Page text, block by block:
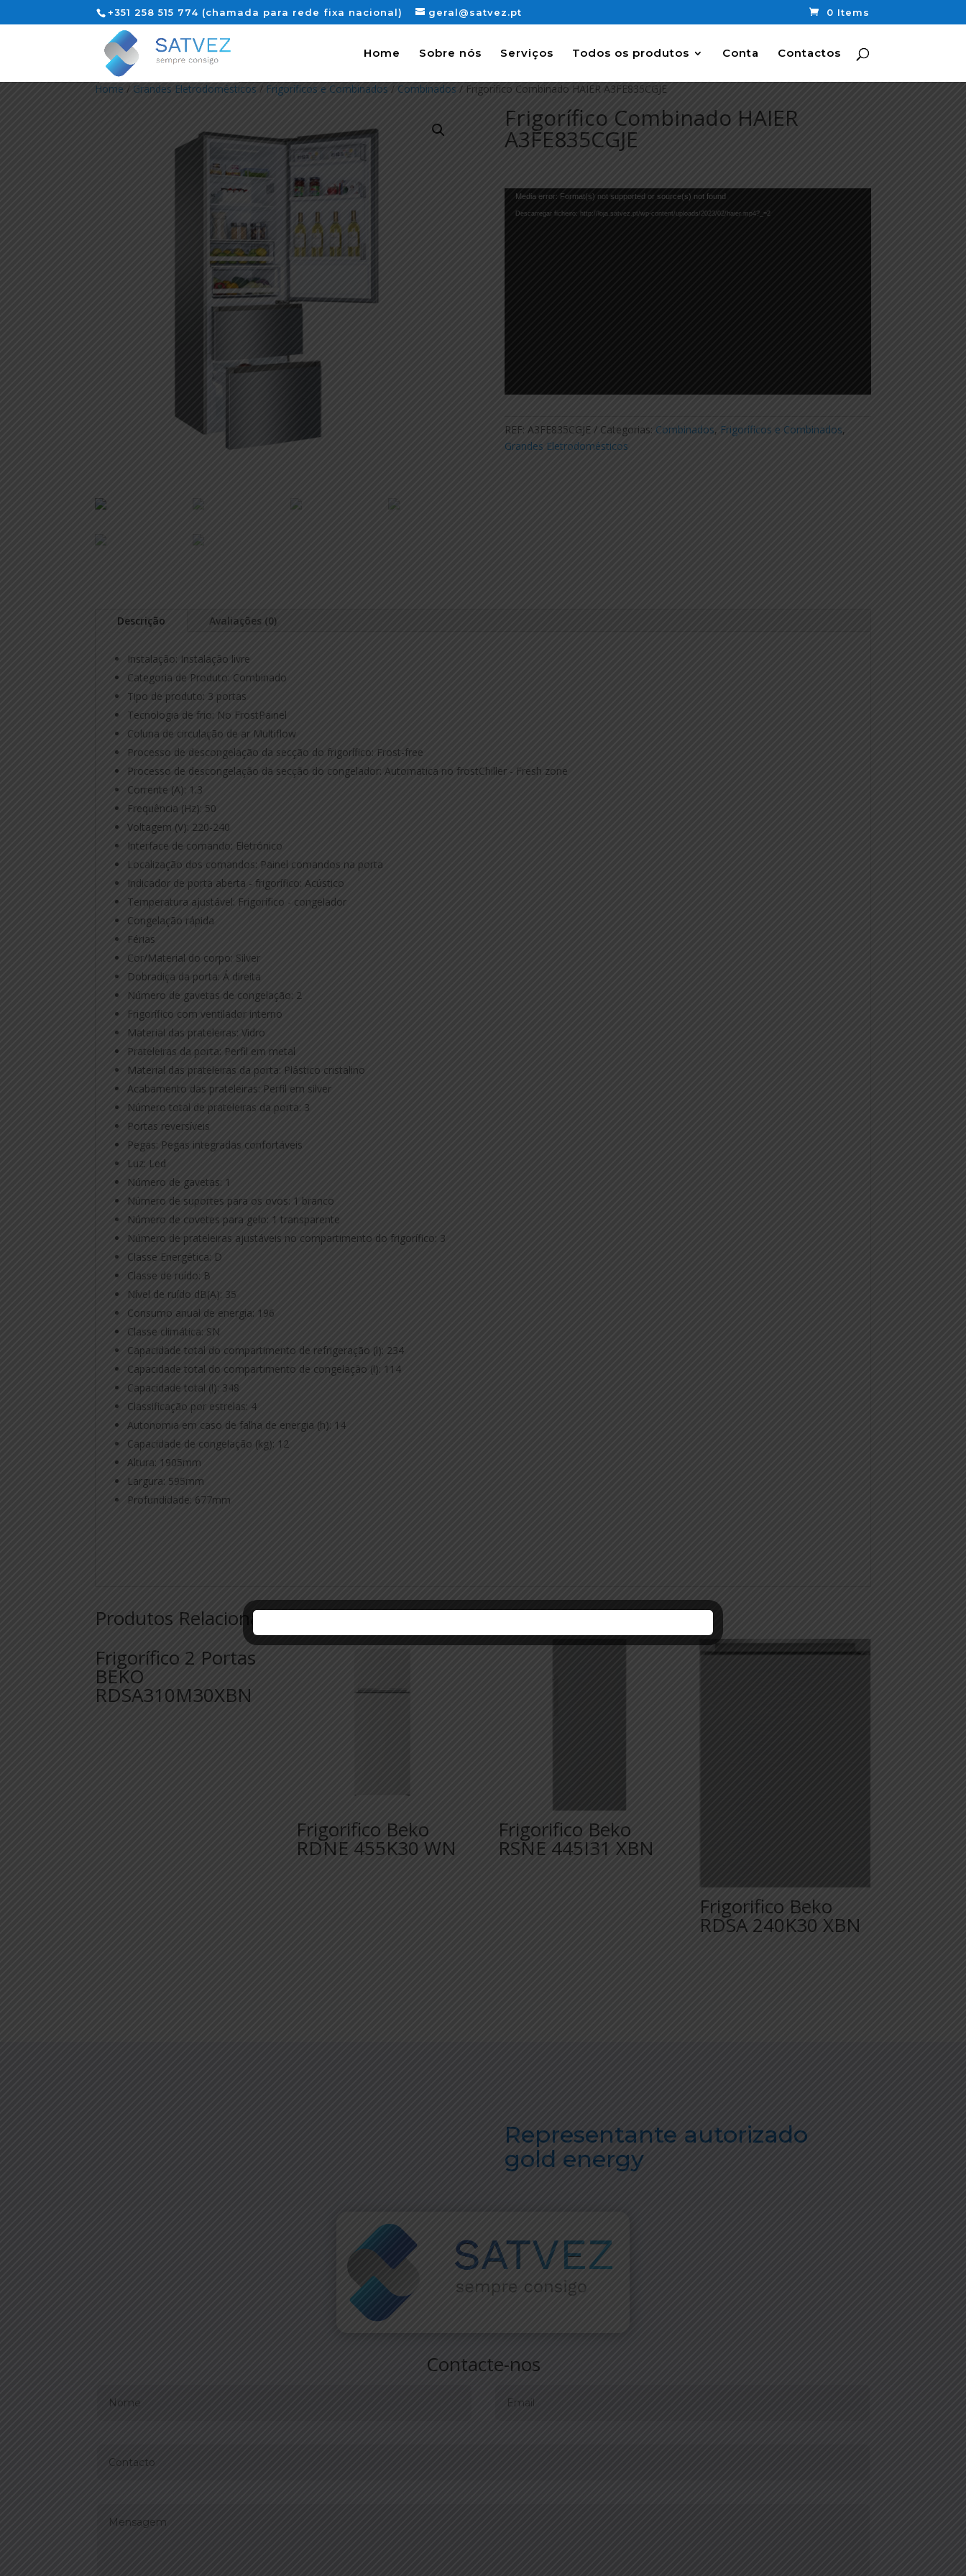
+351 258 515 774 (chamada para rede fixa nacional) geral@satvez.pt 0 Items
Home Sobre nós Serviços Todos os produtos Conta Contactos
Home / Grandes Eletrodomésticos / Frigoríficos e Combinados / Combinados / Frigorífico Combinado HAIER A3FE835CGJE
Frigorífico Combinado HAIER
A3FE835CGJE
Reprodutor
Media error: Format(s) not supported or source(s) not found
Descarregar ficheiro: http://loja.satvez.pt/wp-content/uploads/2023/02/haier.mp4?_=2
REF: A3FE835CGJE Categorias: Combinados, Frigoríficos e Combinados,
Grandes Eletrodomésticos
Descrição Avaliações (0)
Instalação: Instalação livre
Categoria de Produto: Combinado
Tipo de produto: 3 portas
Tecnologia de frio: No FrostPainel
Coluna de circulação de ar Multiflow
Processo de descongelação da secção do frigorífico: Frost-free
Processo de descongelação da secção do congelador: Automatica no frostChiller - Fresh zone
Corrente (A): 1.3
Frequência (Hz): 50
Voltagem (V): 220-240
Interface de comando: Eletrónico
Localização dos comandos: Painel comandos na porta
Indicador de porta aberta - frigorífico: Acústico
Temperatura ajustável: Frigorífico - congelador
Congelação rápida
Férias
Cor/Material do corpo: Silver
Dobradiça da porta: Á direita
Número de gavetas de congelação: 2
Frigorífico com ventilador interno
Material das prateleiras: Vidro
Prateleiras da porta: Perfil em metal
Material das prateleiras da porta: Plástico cristalino
Acabamento das prateleiras: Perfil em silver
Número total de prateleiras da porta: 3
Portas reversíveis
Pegas: Pegas integradas confortáveis
Luz: Led
Número de gavetas: 1
Número de suportes para os ovos: 1 branco
Número de covetes para gelo: 1 transparente
Número de prateleiras ajustáveis no compartimento do frigorífico: 3
Classe Energética: D
Classe de ruído: B
Nível de ruído dB(A): 35
Consumo anual de energia: 196
Classe climática: SN
Capacidade total do compartimento de refrigeração (l): 234
Capacidade total do compartimento de congelação (l): 114
Capacidade total (l): 348
Classificação por estrelas: 4
Autonomia em caso de falha de energia (h): 14
Capacidade de congelação (kg): 12
Altura: 1905mm
Largura: 595mm
Profundidade: 677mm
Produtos Relacionados
Frigorífico 2 Portas
BEKO
RDSA310M30XBN
Frigorifico Beko
RDNE 455K30 WN
Frigorifico Beko
RSNE 445I31 XBN
Frigorifico Beko
RDSA 240K30 XBN
Representante autorizado
gold energy
Contacte-nos